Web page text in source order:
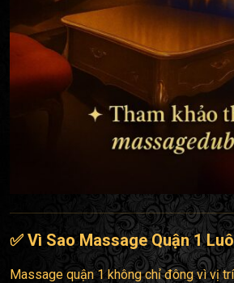
✅ Vì Sao Massage Quận 1
Massage quận 1 không chỉ đông vì vị